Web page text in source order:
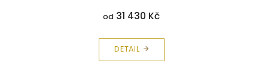
od 31 430 Kč
DETAIL